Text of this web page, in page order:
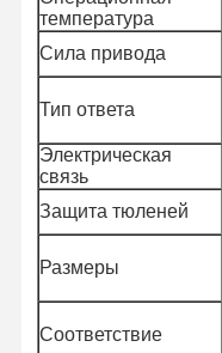
температура
Сила привода
Тип ответа
Электрическая
связь
Защита тюленей
Размеры
Соответствие